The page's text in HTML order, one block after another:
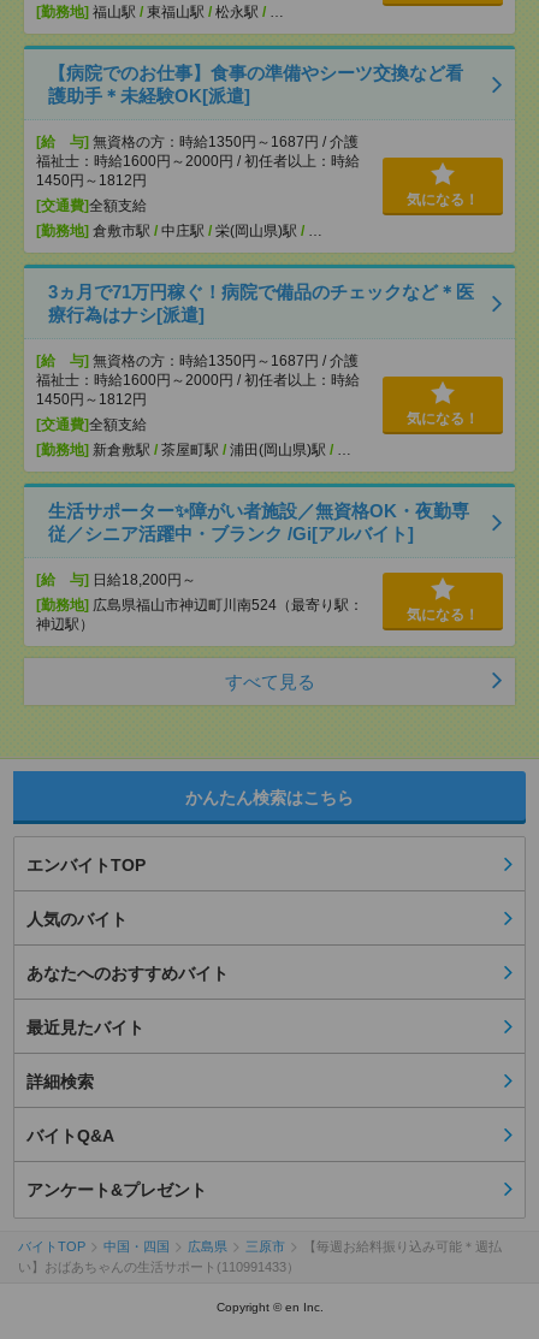
[勤務地] 福山駅 / 東福山駅 / 松永駅 / …
【病院でのお仕事】食事の準備やシーツ交換など看
護助手＊未経験OK[派遣]
[給 与] 無資格の方：時給1350円～1687円 / 介護
福祉士：時給1600円～2000円 / 初任者以上：時給
1450円～1812円
[交通費]全額支給
[勤務地] 倉敷市駅 / 中庄駅 / 栄(岡山県)駅 / …
気になる！
3ヵ月で71万円稼ぐ！病院で備品のチェックなど＊医
療行為はナシ[派遣]
[給 与] 無資格の方：時給1350円～1687円 / 介護
福祉士：時給1600円～2000円 / 初任者以上：時給
1450円～1812円
[交通費]全額支給
[勤務地] 新倉敷駅 / 茶屋町駅 / 浦田(岡山県)駅 / …
気になる！
生活サポーター✨障がい者施設／無資格OK・夜勤専
従／シニア活躍中・ブランク /Gi[アルバイト]
[給 与] 日給18,200円～
[勤務地] 広島県福山市神辺町川南524（最寄り駅：
神辺駅）
気になる！
すべて見る
かんたん検索はこちら
エンバイトTOP
人気のバイト
あなたへのおすすめバイト
最近見たバイト
詳細検索
バイトQ&A
アンケート&プレゼント
バイトTOP 中国・四国 広島県 三原市
【毎週お給料振り込み可能＊週払
い】おばあちゃんの生活サポート(110991433）
Copyright © en Inc.